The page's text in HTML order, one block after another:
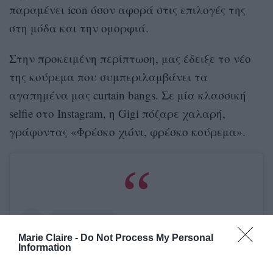
Marie Claire - Do Not Process My Personal
Information
παραμένει icon όσον αφορά στις επιλογές της
στη μόδα και την ομορφιά.
Στην προκειμένη περίπτωση, μας έδειξε το νέο
της κούρεμα που συμπεριλαμβάνει τα
αγαπημένα μας curtain bangs. Σε μία κλασσική
selfie στο Instagram, η Gigi πόζαρε χαλαρή,
γράφοντας «Φρέσκο χιόνι, φρέσκο κούρεμα».